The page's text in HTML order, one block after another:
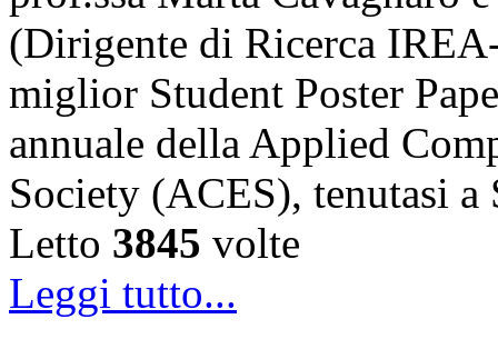
(Dirigente di Ricerca
miglior Student Poster
annuale della Applied
Society (ACES), tenutasi
Letto 3845 volte
Leggi tutto...